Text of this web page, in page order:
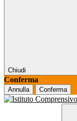
Chiudi
Conferma
Annulla Conferma